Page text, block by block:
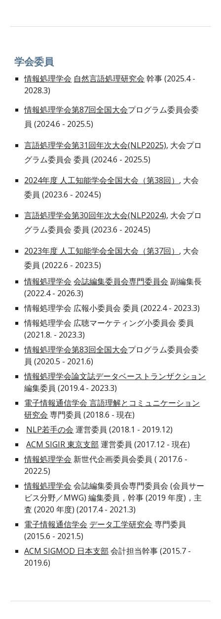
学会委員
情報処理学会 自然言語処理研究会 幹事 (2025.4 -
2028.3)
情報処理学会第87回全国大会プログラム委員会委
員 (2024.6 - 2025.5)
言語処理学会第31回年次大会(NLP2025), 大会プロ
グラム委員会 委員 (2024.6 - 2025.5)
2024年度 人工知能学会全国大会（第38回） , 大会
委員 (2023.6 - 2024.5)
言語処理学会第30回年次大会(NLP2024), 大会プロ
グラム委員会 委員 (2023.6 - 2024.5)
2023年度 人工知能学会全国大会（第37回） , 大会
委員 (2022.6 - 2023.5)
情報処理学会 会誌編集委員会専門委員会 副編集長
(2022.4 - 2026.3)
情報処理学会 広報小委員会 委員 (2022.4 - 2023.3)
情報処理学会 広聴マーケティング小委員会 委員
(2021.8. - 2023.3)
情報処理学会第83回全国大会プログラム委員会委
員 (2020.5 - 2021.6)
情報処理学会論文誌データベーストランザクション
編集委員 (2019.4 - 2023.3)
電子情報通信学会 言語理解とコミュニケーション
研究会 専門委員 (2018.6 - 現在)
NLP若手の会 運営委員 (2018.1 - 2019.12)
ACM SIGIR 東京支部 運営委員 (2017.12 - 現在)
情報処理学会 新世代企画委員会委員 ( 2017.6 -
2022.5)
情報処理学会 会誌編集委員会専門委員会 (会員サー
ビス分野／MWG) 編集委員，幹事 (2019 年度)，主
査 (2020 年度) (2017.4 - 2021.3)
電子情報通信学会 データ工学研究会 専門委員
(2015.6 - 2021.5)
ACM SIGMOD 日本支部 会計担当幹事 (2015.7 -
2019.6)